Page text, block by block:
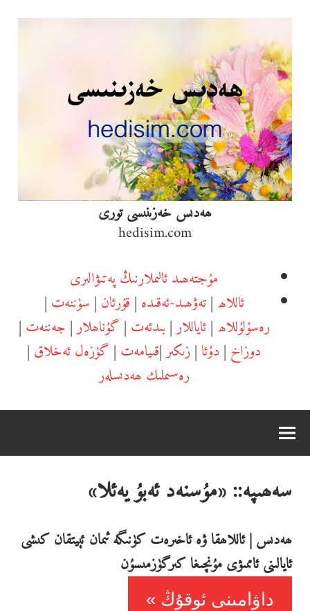
Skip
content
ھەدىس خەزىنىسى تورى
hedisim.com
مۇجتەھىد ئالىملارنىڭ پەتىۋالىرى
ئاللاھ|تەۋھىد-ئەقىدە|قۇرئان|سۈننەت|
رەسۇلۇللاھ|ئاياللار|بىدئەت|گۇناھلار|جەننەت|
دوزاخ|دۇئا|زىكىر|قىيامەت|گۈزەل ئەخلاق|
رەسىملىك ھەدىسلەر
سەھىپە::«مۇسنەد ئەبۇ يەئلا»
ھەدىس | ئاللاھقا ۋە ئاخىرەت كۈنىگە ئىمان ئېيتقان كىشى
ئايالىنى ئاممىۋى مۇنچىغا كىرگۈزمىسۇن
داۋامىنى ئوقۇڭ